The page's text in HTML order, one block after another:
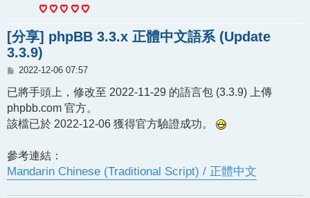
[分享] phpBB 3.3.x 正體中文語系 (Update
3.3.9)
文
2022-12-06 07:57
已將手頭上，修改至 2022-11-29 的語言包 (3.3.9) 上傳
phpbb.com 官方。
該檔已於 2022-12-06 獲得官方驗證成功。
參考連結：
Mandarin Chinese (Traditional Script) / 正體中文